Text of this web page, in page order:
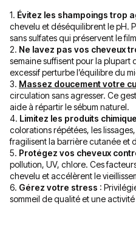
1. Évitez les shampoings trop
chevelu et déséquilibrent le pH.
sans sulfates qui préservent le
2. Ne lavez pas vos cheveux
semaine suffisent pour la
excessif perturbe l’équilibre du
3. Massez doucement votre
circulation sans agresser. Ce
aide à répartir le sébum naturel.
4. Limitez les produits
colorations répétées, les
fragilisent la barrière cutanée et
5. Protégez vos cheveux
pollution, UV, chlore. Ces
chevelu et accélèrent le
6. Gérez votre stress :
sommeil de qualité et une